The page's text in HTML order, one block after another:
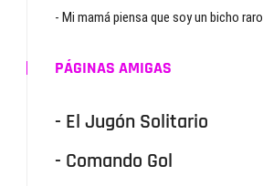
- Mi mamá piensa que soy un bicho raro
PÁGINAS AMIGAS
- El Jugón Solitario
- Comando Gol